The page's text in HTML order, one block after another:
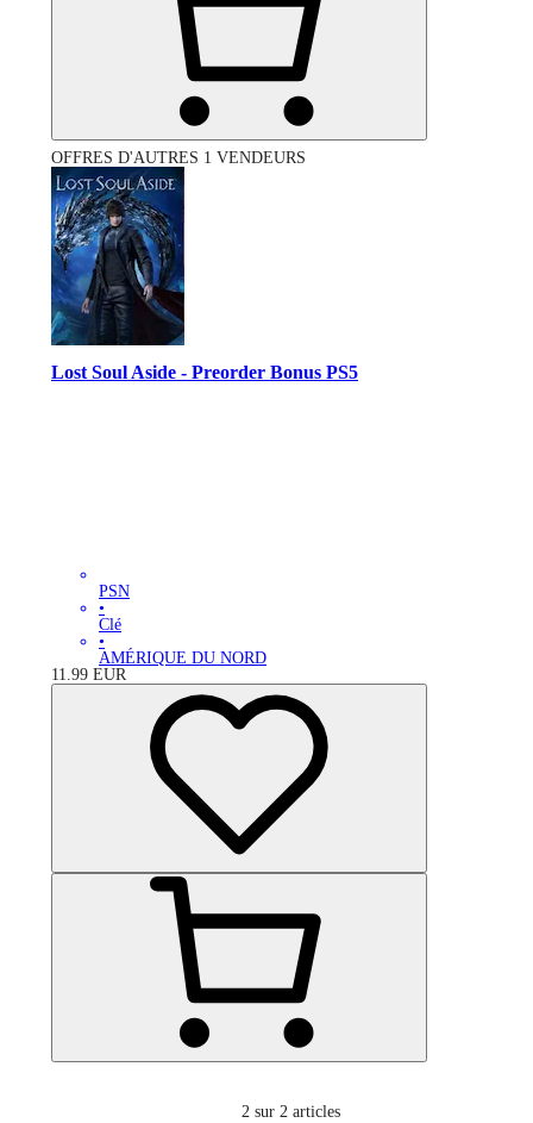
OFFRES D'AUTRES 1 VENDEURS
Lost Soul Aside - Preorder Bonus PS5
PSN
•
Clé
•
AMÉRIQUE DU NORD
11.99 EUR
2 sur 2 articles